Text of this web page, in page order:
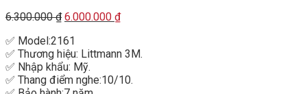
6.300.000₫ Original
was:
6.300.000 ₫.
6.000.000 ₫Current
6.000.000 ₫.
✅ Model:2161
✅ Thương hiệu: Littmann 3M.
✅ Nhập khẩu: Mỹ.
✅ Thang điểm nghe:10/10.